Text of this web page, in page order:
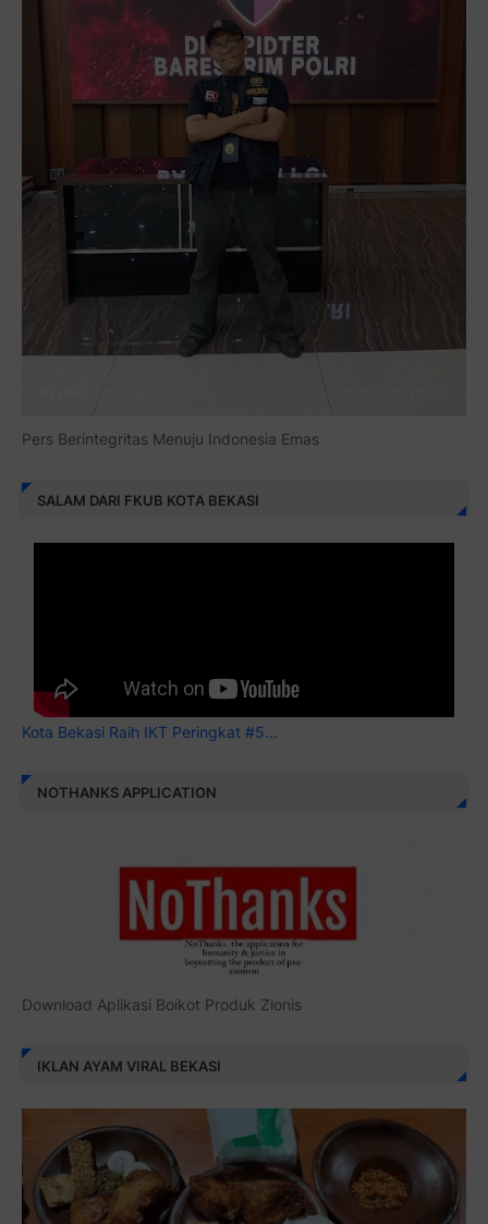
Pers Berintegritas Menuju Indonesia Emas
SALAM DARI FKUB KOTA BEKASI
Kota Bekasi Raih IKT Peringkat #5...
NOTHANKS APPLICATION
Download Aplikasi Boikot Produk Zionis
IKLAN AYAM VIRAL BEKASI